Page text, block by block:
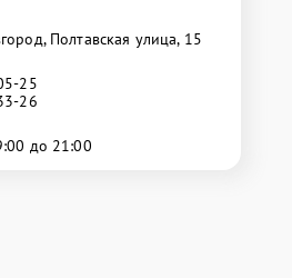
Полтавская улица, 15
25
26
до 21:00